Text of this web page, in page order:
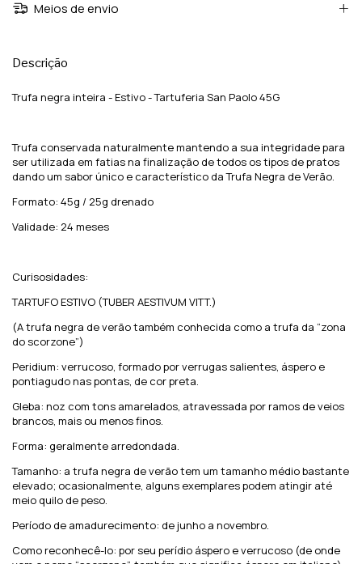
Meios de envio
Descrição
Trufa negra inteira - Estivo - Tartuferia San Paolo 45G
Trufa conservada naturalmente mantendo a sua integridade para
ser utilizada em fatias na finalização de todos os tipos de pratos
dando um sabor único e característico da Trufa Negra de Verão.
Formato: 45g / 25g drenado
Validade: 24 meses
Curisosidades:
TARTUFO ESTIVO (TUBER AESTIVUM VITT.)
(A trufa negra de verão também conhecida como a trufa da “zona
do scorzone”)
Peridium: verrucoso, formado por verrugas salientes, áspero e
pontiagudo nas pontas, de cor preta.
Gleba: noz com tons amarelados, atravessada por ramos de veios
brancos, mais ou menos finos.
Forma: geralmente arredondada.
Tamanho: a trufa negra de verão tem um tamanho médio bastante
elevado; ocasionalmente, alguns exemplares podem atingir até
meio quilo de peso.
Período de amadurecimento: de junho a novembro.
Como reconhecê-lo: por seu perídio áspero e verrucoso (de onde